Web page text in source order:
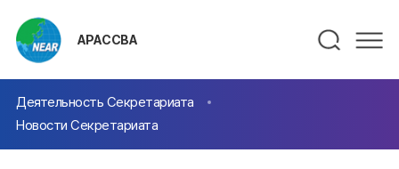
АРАССВА
Деятельность Секретариата
Новости Секретариата